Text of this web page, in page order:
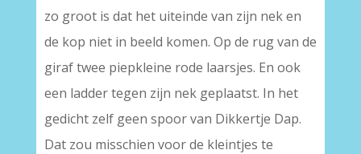
zo groot is dat het uiteinde van zijn nek en
de kop niet in beeld komen. Op de rug van de
giraf twee piepkleine rode laarsjes. En ook
een ladder tegen zijn nek geplaatst. In het
gedicht zelf geen spoor van Dikkertje Dap.
Dat zou misschien voor de kleintjes te